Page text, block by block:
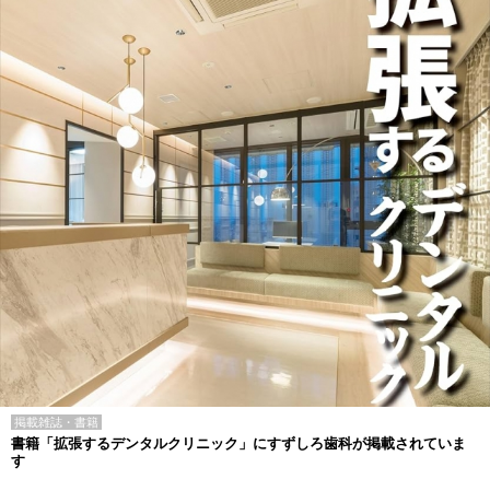
掲載雑誌・書籍
書籍「拡張するデンタルクリニック」にすずしろ歯科が掲載されていま
す